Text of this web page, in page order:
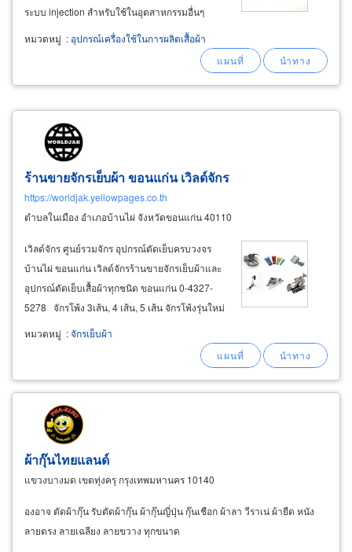
ระบบ injection สำหรับใช้ในอุตสาหกรรมอื่นๆ ​
ขายส่งยางยืด ราคาโรงงาน ยางยืดสำหรับงานการ์
เม้นท์ ยางยืดสำหรับงานโซฟา รับผลิตยางยืดทอ
หมวดหมู่ : อุปกรณ์เครื่องใช้ในการผลิตเสื้อผ้า
ร้านขายจักรเย็บผ้า ขอนแก่น เวิลด์จักร
https://worldjak.yellowpages.co.th
ตำบลในเมือง อำเภอบ้านไผ่ จังหวัดขอนแก่น 40110
เวิลด์จักร ศูนย์รวมจักร อุปกรณ์ตัดเย็บครบวงจร
บ้านไผ่ ขอนแก่น เวิลด์จักรร้านขายจักรเย็บผ้าและ
อุปกรณ์ตัดเย็บเสื้อผ้าทุกชนิด ขอนแก่น 0-4327-
5278 จักรโพ้ง 3เส้น, 4 เส้น, 5 เส้น จักรโพ้งรุ่นใหม่
มอเตอร์ระบบไดเร็คไดร์ฟ ประหยัดไฟถึง 70% มี
ระบบตัดด้ายอัตโนมัติ ช่วยให้งานเร็วขึ้นถึง 30%
หมวดหมู่ :จักรเย็บผ้า
ผ้ากุ๊นไทยแลนด์
แขวงบางมด เขตทุ่งครุ กรุงเทพมหานคร 10140
องอาจ ตัดผ้ากุ๊น รับตัดผ้ากุ๊น ผ้ากุ๊นญี่ปุ่น กุ๊นเชือก ผ้าลา วีราเน่ ผ้ายืด หนัง
ลายตรง ลายเฉลียง ลายขวาง ทุกขนาด